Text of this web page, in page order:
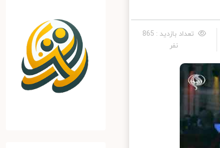
تعداد بازدید : 865
نفر